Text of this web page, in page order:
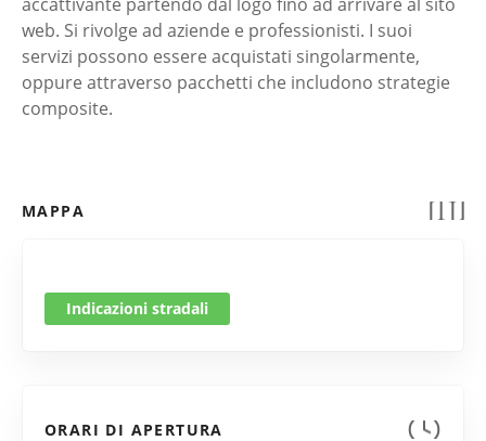
web. Si rivolge ad aziende e professionisti. I suoi
servizi possono essere acquistati singolarmente,
oppure attraverso pacchetti che includono strategie
composite.
MAPPA
Indicazioni stradali
ORARI DI APERTURA